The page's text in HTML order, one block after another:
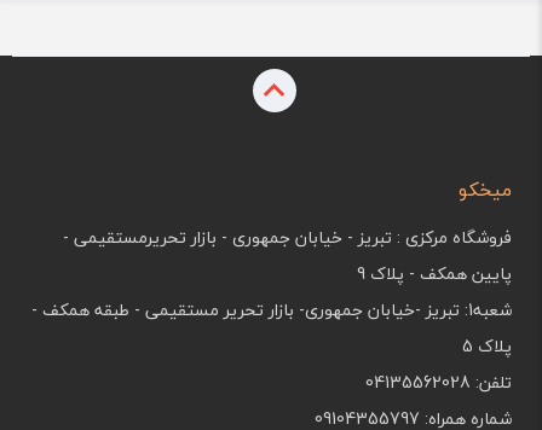
میخکو
فروشگاه مرکزی : تبریز - خیابان جمهوری - بازار تحریرمستقیمی -
پایین همکف - پلاک 9
شعبه1: تبریز -خیابان جمهوری- بازار تحریر مستقیمی - طبقه همکف -
پلاک 5
تلفن: 04135562028
شماره همراه: 09104355797